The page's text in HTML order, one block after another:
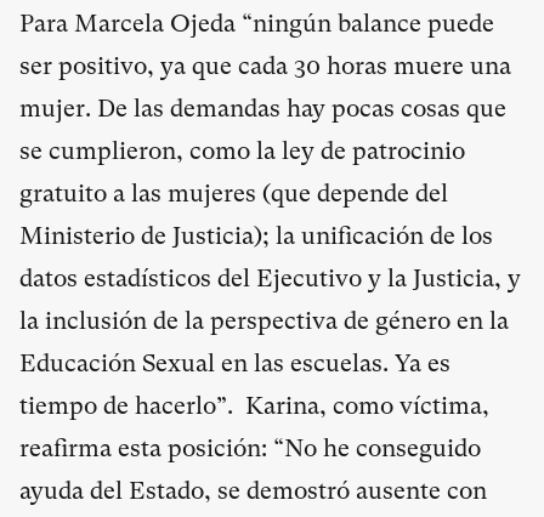
Para Marcela Ojeda “ningún balance puede
ser positivo, ya que cada 30 horas muere una
mujer. De las demandas hay pocas cosas que
se cumplieron, como la ley de patrocinio
gratuito a las mujeres (que depende del
Ministerio de Justicia); la unificación de los
datos estadísticos del Ejecutivo y la Justicia, y
la inclusión de la perspectiva de género en la
Educación Sexual en las escuelas. Ya es
tiempo de hacerlo”. Karina, como víctima,
reafirma esta posición: “No he conseguido
ayuda del Estado, se demostró ausente con